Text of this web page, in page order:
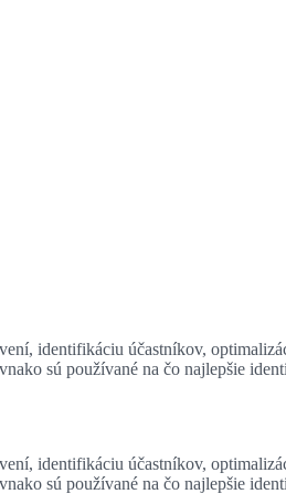
identifikáciu účastníkov,
sú používané na čo najlepšie
identifikáciu účastníkov,
sú používané na čo najlepšie